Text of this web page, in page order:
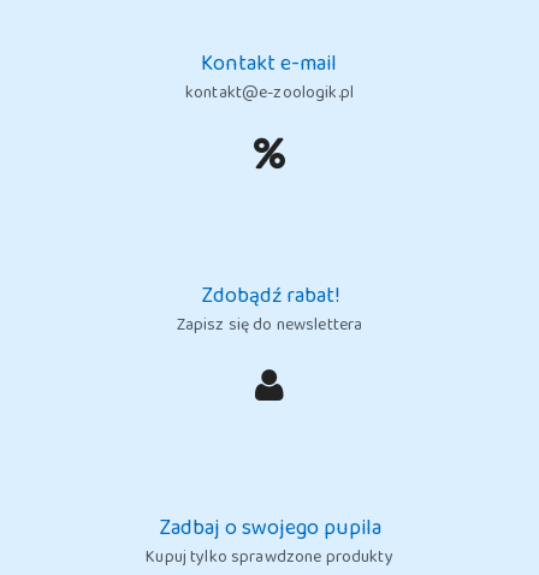
Kontakt e-mail
kontakt@e-zoologik.pl
Zdobądź rabat!
Zapisz się do newslettera
Zadbaj o swojego pupila
Kupuj tylko sprawdzone produkty